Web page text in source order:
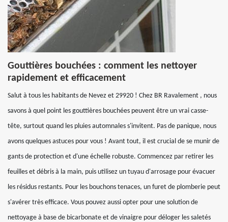
Gouttières bouchées : comment les nettoyer
rapidement et efficacement
Salut à tous les habitants de Nevez et 29920 ! Chez BR Ravalement , nous
savons à quel point les gouttières bouchées peuvent être un vrai casse-
tête, surtout quand les pluies automnales s'invitent. Pas de panique, nous
avons quelques astuces pour vous ! Avant tout, il est crucial de se munir de
gants de protection et d'une échelle robuste. Commencez par retirer les
feuilles et débris à la main, puis utilisez un tuyau d'arrosage pour évacuer
les résidus restants. Pour les bouchons tenaces, un furet de plomberie peut
s'avérer très efficace. Vous pouvez aussi opter pour une solution de
nettoyage à base de bicarbonate et de vinaigre pour déloger les saletés